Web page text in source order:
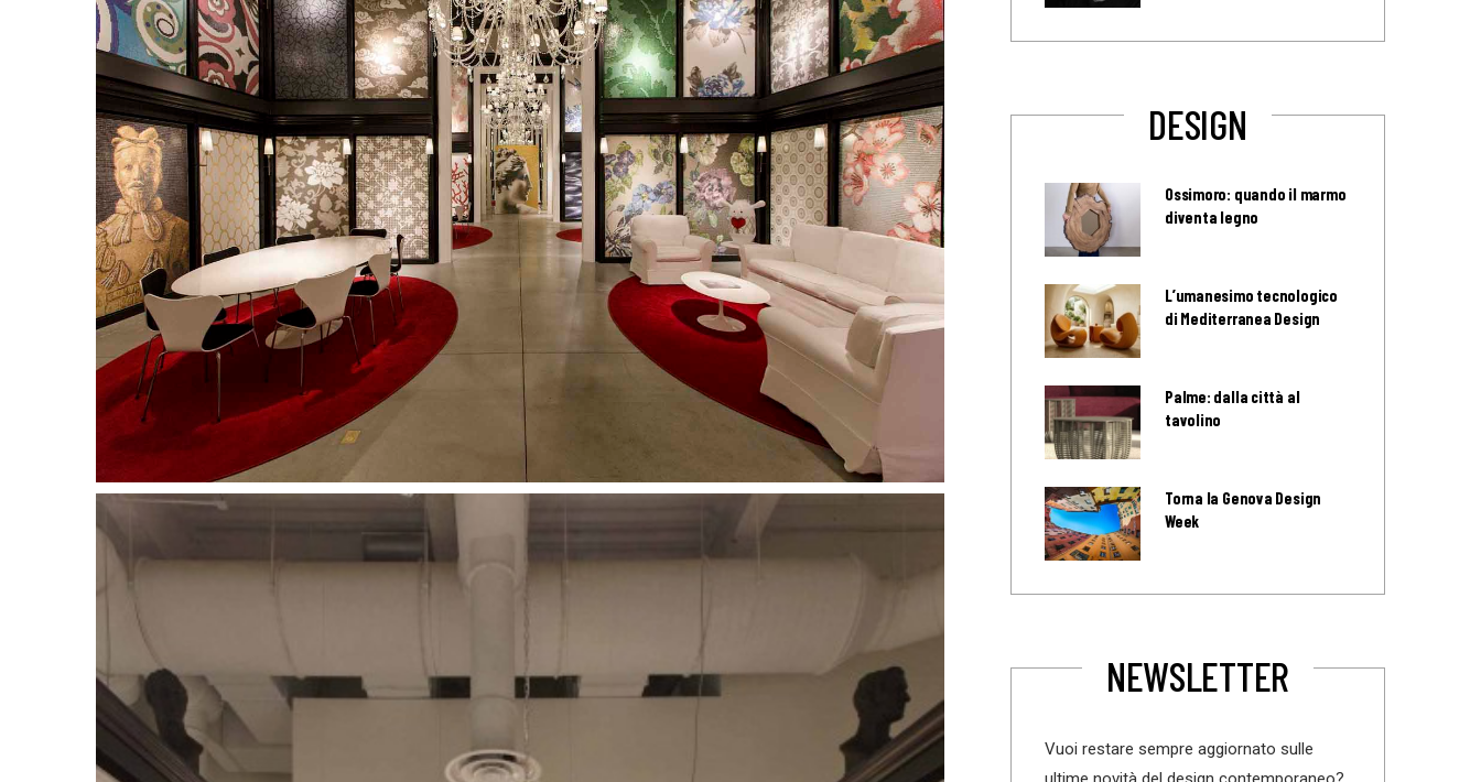
DESIGN
Ossimoro: quando il marmo
diventa legno
L’umanesimo tecnologico
di Mediterranea Design
Palme: dalla città al
tavolino
Torna la Genova Design
Week
NEWSLETTER
Vuoi restare sempre aggiornato sulle